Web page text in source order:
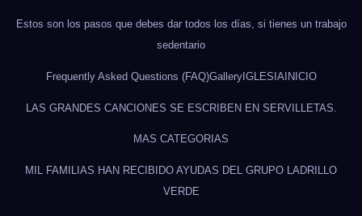
Estos son los pasos que debes dar todos los días, si tienes un trabajo
sedentario
Frequently Asked Questions (FAQ)GalleryIGLESIA INICIO
LAS GRANDES CANCIONES SE ESCRIBEN EN SERVILLETAS.
MAS CATEGORIAS
MIL FAMILIAS HAN RECIBIDO AYUDAS DEL GRUPO LADRILLO
VERDE